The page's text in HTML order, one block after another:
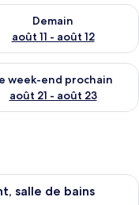
10 - août 11
Demain
août 11 - août 12
la disponibilité pour
août 14 - août 16
week-end prochain
août 21 - août 23
la disponibilité pour
de bain moderne avec un
salle de bains